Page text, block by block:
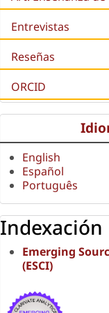
Entrevistas
Reseñas
ORCID
English
Español
Português
Indexación
Emerging
(ESCI)